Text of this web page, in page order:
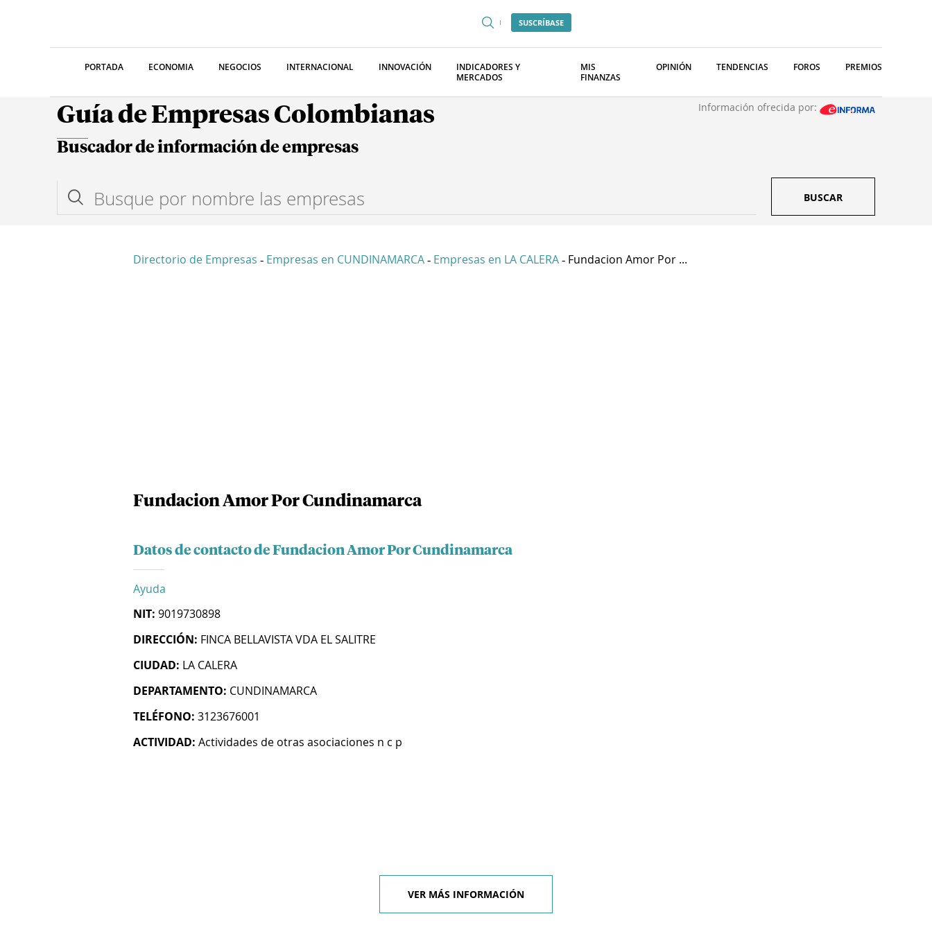
SUSCRÍBASE
PORTADA ECONOMIA NEGOCIOS INTERNACIONAL INNOVACIÓN
INDICADORES Y
MERCADOS
MIS
FINANZAS
OPINIÓN TENDENCIAS FOROS PREMIOS
Guía de Empresas Colombianas Información ofrecida por:
Buscador de información de empresas
BUSCAR
Directorio de Empresas - Empresas en CUNDINAMARCA - Empresas en LA CALERA - Fundacion Amor Por ...
Fundacion Amor Por Cundinamarca
Datos de contacto de Fundacion Amor Por Cundinamarca
Ayuda
NIT: 9019730898
DIRECCIÓN: FINCA BELLAVISTA VDA EL SALITRE
CIUDAD: LA CALERA
DEPARTAMENTO: CUNDINAMARCA
TELÉFONO: 3123676001
ACTIVIDAD: Actividades de otras asociaciones n c p
VER MÁS INFORMACIÓN